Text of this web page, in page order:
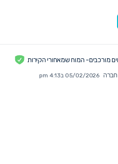
מורכבים- המוח שמאחורי הקירות
חברה 05/02/2026 ב4:13 pm